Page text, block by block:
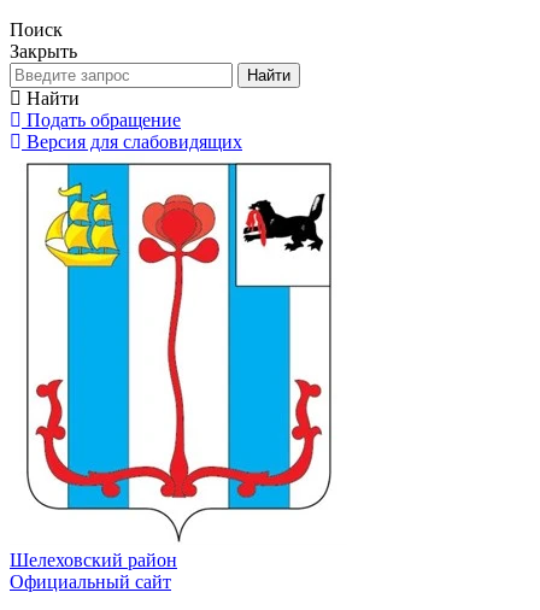
Поиск
Закрыть
Найти
Найти
Подать обращение
Версия для слабовидящих
Шелеховский район
Официальный сайт